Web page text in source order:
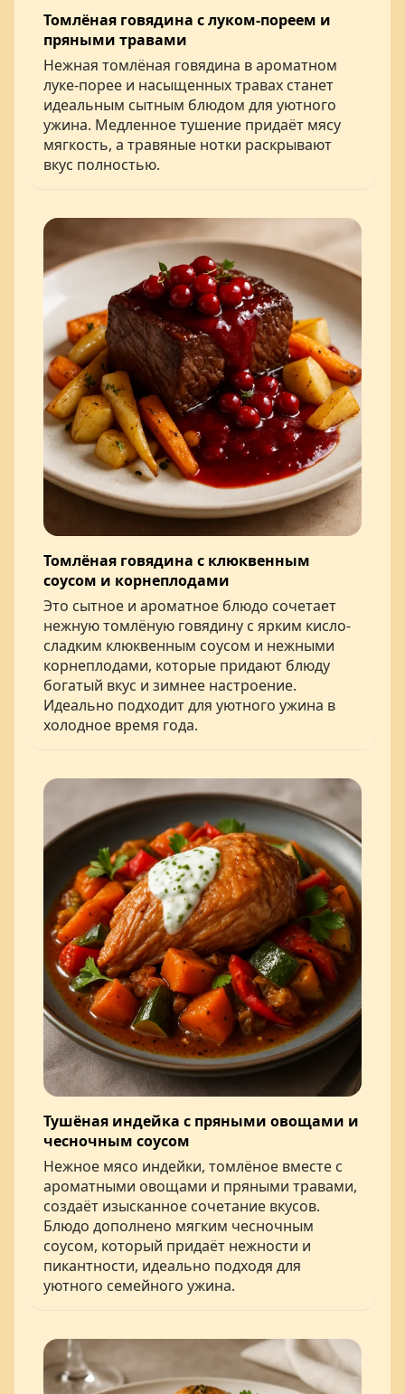
Томлёная говядина с луком-пореем и
пряными травами
Нежная томлёная говядина в ароматном
луке-порее и насыщенных травах станет
идеальным сытным блюдом для уютного
ужина. Медленное тушение придаёт мясу
мягкость, а травяные нотки раскрывают
вкус полностью.
Томлёная говядина с клюквенным
соусом и корнеплодами
Это сытное и ароматное блюдо сочетает
нежную томлёную говядину с ярким кисло-
сладким клюквенным соусом и нежными
корнеплодами, которые придают блюду
богатый вкус и зимнее настроение.
Идеально подходит для уютного ужина в
холодное время года.
Тушёная индейка с пряными овощами и
чесночным соусом
Нежное мясо индейки, томлёное вместе с
ароматными овощами и пряными травами,
создаёт изысканное сочетание вкусов.
Блюдо дополнено мягким чесночным
соусом, который придаёт нежности и
пикантности, идеально подходя для
уютного семейного ужина.